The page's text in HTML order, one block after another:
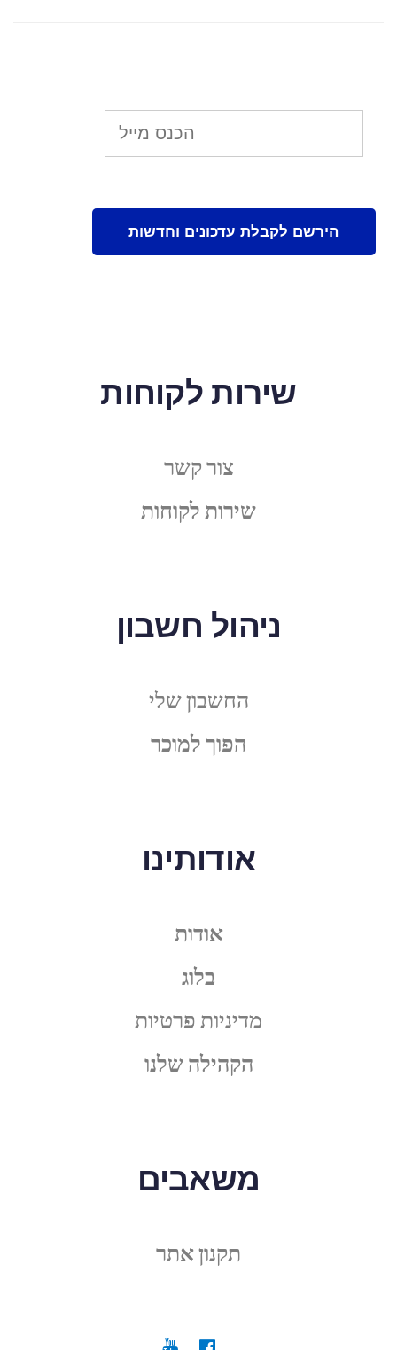
שירות לקוחות
צור קשר
שירות לקוחות
ניהול חשבון
החשבון שלי
הפוך למוכר
אודותינו
אודות
בלוג
מדיניות פרטיות
הקהילה שלנו
משאבים
תקנון אתר